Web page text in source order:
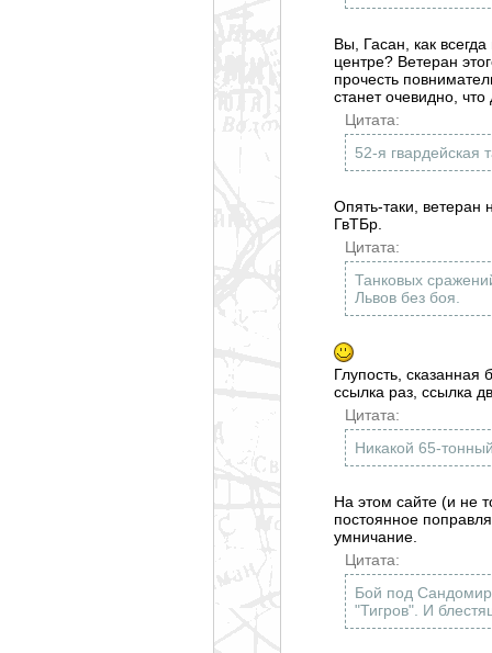
Вы, Гасан, как
центре? Ветеран
прочесть
станет очевидно,
Цитата:
52-я гвардейская
Опять-таки, ветеран
ГвТБр.
Цитата:
Танковых
Львов без боя.
Глупость,
ссылка раз, ссылка
Цитата:
Никакой 65-
На этом сайте (и не
постоянное
умничание.
Цитата:
Бой под
"Тигров". И